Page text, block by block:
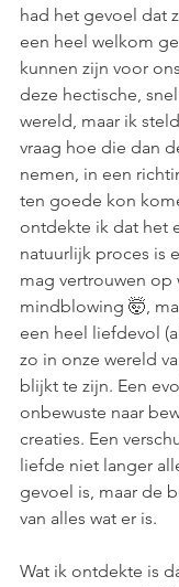
had het gevoel dat
een heel welkom
kunnen zijn voor
deze hectische,
wereld, maar ik
vraag hoe die dan
nemen, in een
ten goede kon
ontdekte ik dat het
natuurlijk proces is
mag vertrouwen op
mindblowing 🤯,
een heel liefdevol
zo in onze wereld
blijkt te zijn. Een
onbewuste naar
creaties. Een
liefde niet langer
gevoel is, maar de
van alles wat er is.
Wat ik ontdekte is